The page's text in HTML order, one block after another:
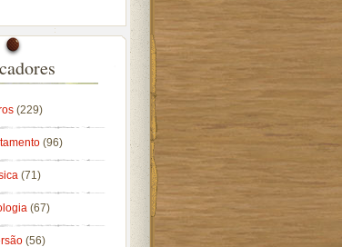
(229)
(96)
(71)
(67)
(56)